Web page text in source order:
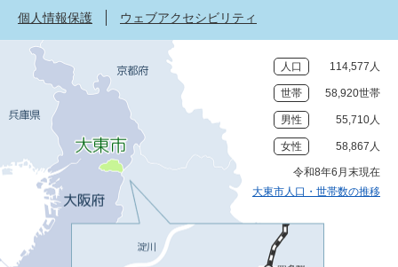
個人情報保護
ウェブアクセシビリティ
人口 114,577人
世帯 58,920世帯
男性 55,710人
女性 58,867人
令和8年6月末現在
大東市人口・世帯数の推移